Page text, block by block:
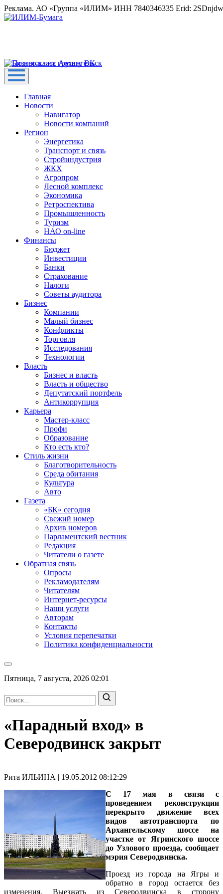
Реклама. АО «Группа «ИЛИМ» ИНН 7840346335 Erid:
Главная
Новости
Навигатор
Новости компаний
Регион
Энергетика
Транспорт и связь
Стройиндустрия
ЖКХ
Агропром
Лесной комплекс
Экономика
Ретроспектива
Промышленность
Туризм
НАО on-line
Финансы
Бюджет
Инвестиции
Банки
Страхование
Налоги
Советы аудитора
Бизнес
Компании
Малый бизнес
Конфликты
Торговля
Исследования
Технологии
Власть
Бизнес и власть
Власть и общество
Депутатский портфель
Антикоррупция
Карьера
Мастер-класс
Профи
Образование
Кто есть кто?
Стиль жизни
Благотворительность
Среда обитания
Культура
Авто
Газета
«БК» сегодня
Свежий номер
Архив номеров
Парламентский вестник
Редакция
Читатели о газете
Обратная связь
Опросы
Рекламодателям
Читателям
Интернет-ресурсы
Наши услуги
Авторам
Контакты
Условия перепечатки
Политика конфиденциальности
Пятница, 7 августа, 2026 02:01
«Парадный вход» в
Северодвинск закрыт
Рита ИЛЬИНА | 19.05.2012 08:12:29
С 17 мая в связи с
проведением реконструкции
перекрыто движение всех
видов автотранспорта по
Архангельскому шоссе на
участке от Ягринского шоссе
до Узлового проезда, сообщает
мэрия Северодвинска.
Проезд из города на Ягры и
обратно в город остается без
изменения. Выезжать из Северодвинска в сторону